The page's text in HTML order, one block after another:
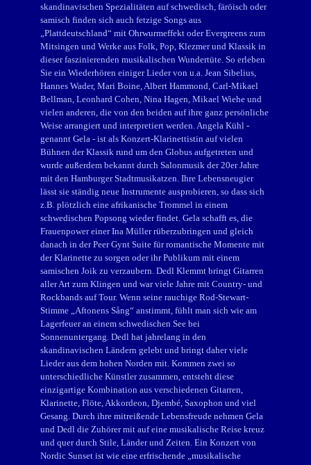
skandinavischen Spezialitäten auf schwedisch, färöisch oder
samisch finden sich auch fetzige Songs aus
„Plattdeutschland“ mit Ohrwurmeffekt oder Evergreens zum
Mitsingen und Werke aus Folk, Pop, Klezmer und Klassik in
dieser faszinierenden musikalischen Wundertüte. So erleben
Sie ein Wiederhören einiger Lieder von u.a. Jean Sibelius,
Hannes Wader, Mari Boine, Albert Hammond, Carl-Mikael
Bellman, Leonhard Cohen, Nina Hagen, Mikael Wiehe und
vielen anderen, die von den beiden auf ihre ganz persönliche
Weise arrangiert und interpretiert werden. Angela Kühl -
genannt Gela - ist als Konzert-Klarinettistin auf vielen
Bühnen der Klassik rund um den Globus aufgetreten und
wurde außerdem bekannt durch Salonmusik der 20er Jahre
mit den Hamburger Stadtmusikatzen. Ihre Lebensneugier
lässt sie ständig neue Instrumente ausprobieren, so dass sich
z.B. plötzlich eine afrikanische Trommel in einem
schwedischen Popsong wieder findet. Gela schafft es, die
Frauenpower einer Ina Müller rüberzubringen und gleich
danach in der Peer Gynt Suite für romantische Momente mit
der Klarinette zu sorgen oder ihr Publikum mit einem
samischen Joik zu verzaubern. Dedl Klemmt bringt Gitarren
aller Art zum Klingen und war viele Jahre mit Country- und
Rockbands auf Tour. Wenn seine rauchige Rod-Stewart-
Stimme „Aftonens Sång“ anstimmt, fühlt man sich wie am
Lagerfeuer an einem schwedischen See bei
Sonnenuntergang. Dedl hat jahrelang in den
skandinavischen Ländern gelebt und bringt daher viele
Lieder aus dem hohen Norden mit. Kommen zwei so
unterschiedliche Künstler zusammen, entsteht diese
einzigartige Kombination aus verschiedenen Gitarren,
Klarinette, Flöte, Akkordeon, Djembé, Saxophon und viel
Gesang. Durch ihre mitreißende Lebensfreude nehmen Gela
und Dedl die Zuhörer mit auf eine musikalische Reise kreuz
und quer durch Stile, Länder und Zeiten. Ein Konzert von
Nordic Sunset ist wie eine erfrischende „musikalische